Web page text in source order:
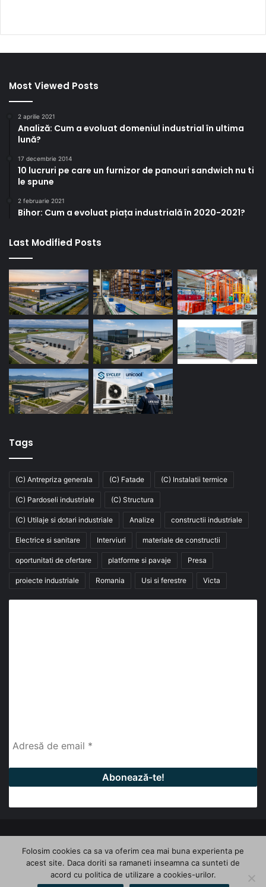
Most Viewed Posts
2 aprilie 2021
Analiză: Cum a evoluat domeniul industrial în ultima
lună?
17 decembrie 2014
10 lucruri pe care un furnizor de panouri sandwich nu ti
le spune
2 februarie 2021
Bihor: Cum a evoluat piața industrială în 2020-2021?
Last Modified Posts
Tags
(C) Antrepriza generala (C) Fatade (C) Instalatii termice
(C) Pardoseli industriale (C) Structura
(C) Utilaje si dotari industriale Analize constructii industriale
Electrice si sanitare Interviuri materiale de constructii
oportunitati de ofertare platforme si pavaje Presa
proiecte industriale Romania Usi si ferestre Victa
FacebookLinkedInYouTube
Folosim cookies ca sa va oferim cea mai buna experienta pe
acest site. Daca doriti sa ramaneti inseamna ca sunteti de
acord cu politica de utilizare a cookies-urilor.